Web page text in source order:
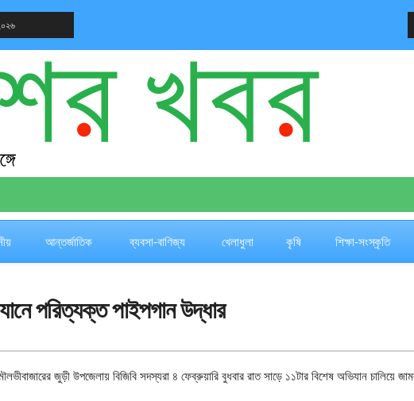
আন্তর্জাতিক ব্যবসা-বাণিজ্য খেলাধুলা কৃষি শিক্ষা-সংস্কৃতি
পরিত্যক্ত পাইপগান উদ্ধার
জুড়ী উপজেলায় বিজিবি সদস্যরা ৪ ফেব্রুয়ারি বুধবার রাত সাড়ে ১১টার বিশেষ অভিযান চালিয়ে